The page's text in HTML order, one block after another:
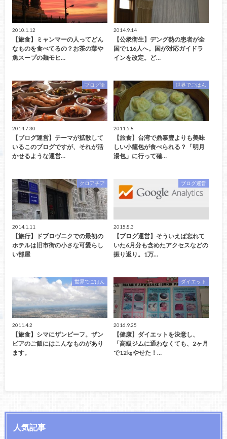
2010.1.12
【旅食】ミャンマーの人ってどん
なものを食べてるの？お茶の葉や
魚スープの麺モヒ…
2014.9.14
【公衆衛生】デング熱の患者が全
国で116人へ。国が対応ガイドラ
インを改定。ど…
ブログ論
2014.7.30
【ブログ運営】テーマが拡散して
いるこのブログですが、それが活
かせるような運営…
世界でごはん
2011.5.8
【旅食】台湾で鼎泰豐よりも美味
しい小籠包が食べられる？「明月
湯包」に行って確…
クロアチア
2014.1.11
【旅行】ドブロヴニクでの最初の
ホテルは旧市街の小さな可愛らし
い部屋
ブログ運営
2015.8.3
【ブログ運営】そういえば忘れて
いた6月分も含めたアクセスなどの
振り返り。1万…
世界でごはん
2011.4.2
【旅食】シマにザンビーフ。ザン
ビアのご飯にはこんなものがあり
ます。
ダイエット
2016.9.25
【健康】ダイエットを決意し、
「高級ジムに通わなくても、2ヶ月
で12㎏やせた！…
人気記事